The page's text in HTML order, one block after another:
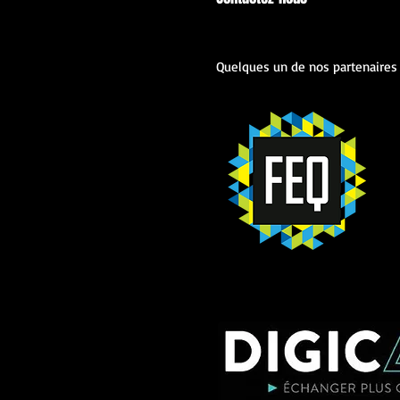
Quelques un de nos partenaires